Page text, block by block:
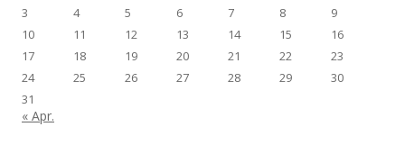
3
4 5 6 7 8
9
10
11 12 13 14 15
16
17
18 19 20 21 22
23
24
25 26 27 28 29
30
31
« Apr.